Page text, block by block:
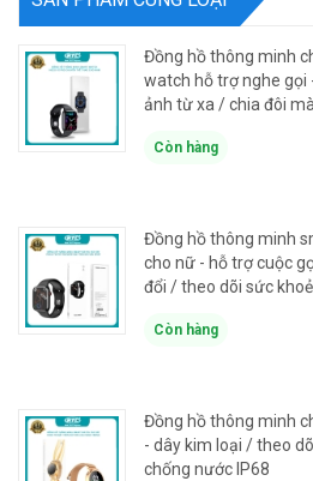
Đồng hồ thông minh
watch hỗ trợ nghe
ảnh từ xa / chia đôi
Còn hàng
Đồng hồ thông minh
cho nữ - hỗ trợ cuộc
đổi / theo dõi sức
Còn hàng
Đồng hồ thông minh
- dây kim loại / theo
chống nước IP68